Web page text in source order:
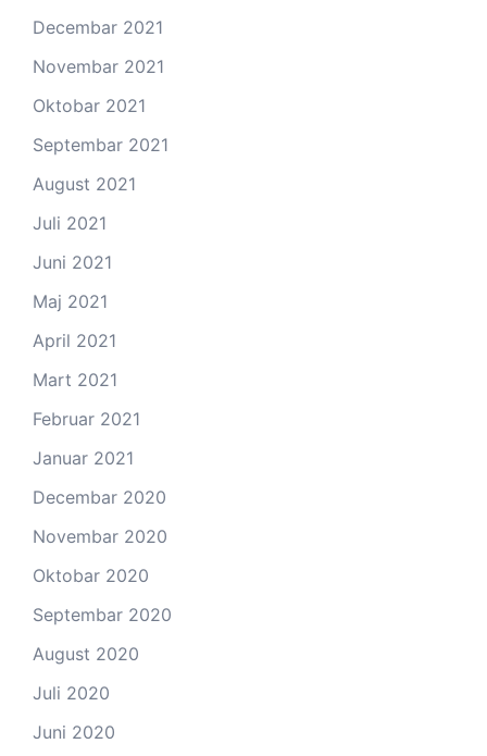
Decembar 2021
Novembar 2021
Oktobar 2021
Septembar 2021
August 2021
Juli 2021
Juni 2021
Maj 2021
April 2021
Mart 2021
Februar 2021
Januar 2021
Decembar 2020
Novembar 2020
Oktobar 2020
Septembar 2020
August 2020
Juli 2020
Juni 2020